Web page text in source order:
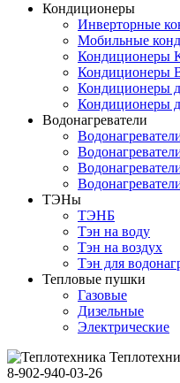
Кондиционеры
Инверторные
Мобильные
Кондиционеры
Кондиционеры
Кондиционеры
Кондиционеры
Водонагреватели
ТЭНы
ТЭНБ
Тэн на воду
Тэн на воздух
Тэн для
Тепловые пушки
Газовые
Дизельные
Электрические
8-902-940-03-26